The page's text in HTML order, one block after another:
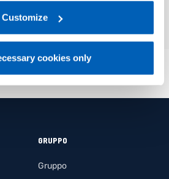
personal data, at the following
Policy.
Customize
cookies only
GRUPPO
Gruppo